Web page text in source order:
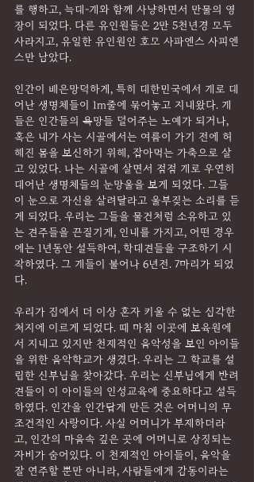
를 행하고, 늑대-개와 함께 사냥하면서 만물의 영
장이 되었다. 다른 유인원들은 2만 5천년경 모두
사라지고, 유일한 유인원인 호모 사파엔스 사피엔
스만 남았다.
인간이 배은망덕하게, 특히 대한민국에서 개로 태
어난 생명체들이 1m줄에 묶어놓고 지내왔다. 개
들은 인간들의 욕망들 덜어주는 노예가 되거나,
혹은 내가 사는 시골에서는 여름이 가기 전에 허
해진 몸을 보신하기 위해, 잡아먹는 가축으로 살
고 있었다. 나는 시골에 살면서 점점 개로 우연히
태어난 생명체들의 눈망울을 보게 되었다. 그들
이 눈으로 자신을 살려달라고 울부짖는 소리를 듣
게 되었다. 우리는 그들을 물건처럼 소유하고 있
는 견주들을 끈질기게, 인내를 가지고, 어떤 경우
에는 1년동안 설득하여, 학대견들을 구조하기 시
작하였다. 그 개들이 불어나 6년전. 7마리가 되었
다.
우리가 집에서 더 이상 혼자 키울 수 없는 심각한
처지에 이르게 되었다. 때 마침 이곳에 보육원에
서 지내고 있지만 천재적인 음악성을 보인 아이들
을 위한 음악학교가 생겼다. 우리는 그 학교를 설
립한 신부님을 찾아갔다. 우리는 신부님에게 반려
견들이 이 아이들의 인성교육에 중요하다고 설득
하였다. 인간을 인간답게 만든 것은 어머니의 무
조건적인 사랑이다. 사실 어머니가 부재하더라
고, 인간의 마음속 깊은 곳에 어머니로 상징되는
자비가 숨어있다. 이 천재적인 아이들이, 음악을
잘 연주할 뿐만 아니라, 사람들에게 감동이라는